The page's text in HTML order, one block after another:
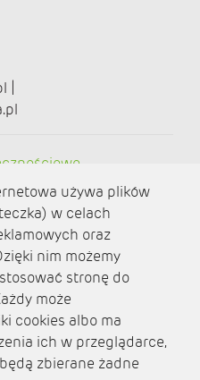
używa plików
w celach
oraz
nim możemy
stronę do
może
cookies albo ma
ich w przeglądarce,
zbierane żadne